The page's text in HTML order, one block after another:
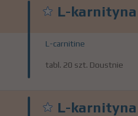
L-
L-carnitine
tabl. 20 szt. Doustnie
L-